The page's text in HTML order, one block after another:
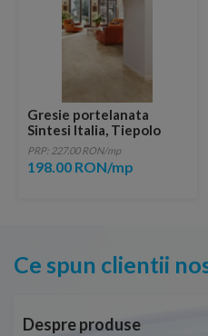
Gresie portelanata
Sintesi Italia, Tiepolo
Beige 60,4x60,4 cm
PRP: 227.00 RON/mp
198.00 RON/mp
Ce spun clientii
Despre produse